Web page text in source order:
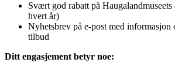
Svært god rabatt på
hvert år)
Nyhetsbrev på e-post med informasjon
tilbud
Ditt engasjement betyr noe: